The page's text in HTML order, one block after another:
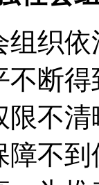
组织
断
不
障不